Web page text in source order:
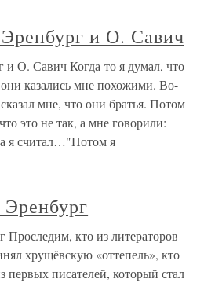
и О. Савич
О. Савич Когда-то я думал, что
казались мне похожими. Во-
мне, что они братья. Потом
это не так, а мне говорили:
я считал…"Потом я
Проследим, кто из литераторов
хрущёвскую «оттепель», кто
писателей, который стал